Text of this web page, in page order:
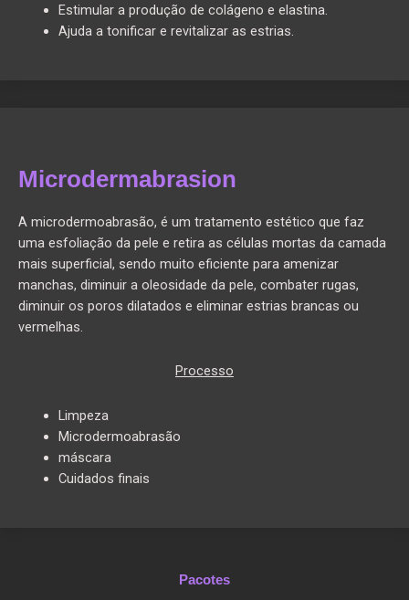
Estimular a produção de colágeno e elastina.
Ajuda a tonificar e revitalizar as estrias.
Microdermabrasion
A microdermoabrasão, é um tratamento estético que faz
uma esfoliação da pele e retira as células mortas da camada
mais superficial, sendo muito eficiente para amenizar
manchas, diminuir a oleosidade da pele, combater rugas,
diminuir os poros dilatados e eliminar estrias brancas ou
vermelhas.
Processo
Limpeza
Microdermoabrasão
máscara
Cuidados finais
Pacotes